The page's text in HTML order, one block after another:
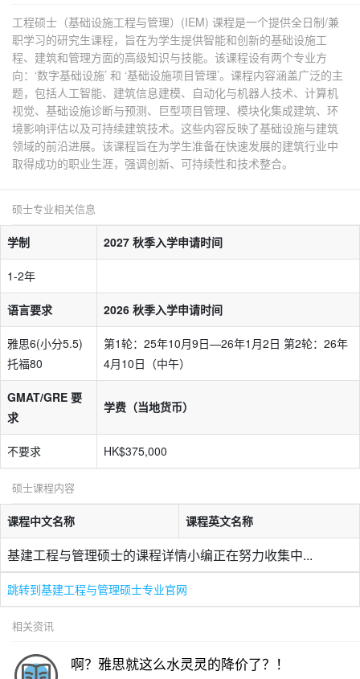
工程硕士（基础设施工程与管理）(IEM) 课程是一个提供全日制/兼
职学习的研究生课程，旨在为学生提供智能和创新的基础设施工
程、建筑和管理方面的高级知识与技能。该课程设有两个专业方
向：‘数字基础设施’ 和 ‘基础设施项目管理’。课程内容涵盖广泛的主
题，包括人工智能、建筑信息建模、自动化与机器人技术、计算机
视觉、基础设施诊断与预测、巨型项目管理、模块化集成建筑、环
境影响评估以及可持续建筑技术。这些内容反映了基础设施与建筑
领域的前沿进展。该课程旨在为学生准备在快速发展的建筑行业中
取得成功的职业生涯，强调创新、可持续性和技术整合。
硕士专业相关信息
学制 2027 秋季入学申请时间
1-2年
语言要求 2026 秋季入学申请时间
雅思6(小分5.5)
托福80
第1轮：25年10月9日—26年1月2日 第2轮：26年
4月10日（中午）
GMAT/GRE 要
求
学费（当地货币）
不要求 HK$375,000
硕士课程内容
课程中文名称 课程英文名称
基建工程与管理硕士的课程详情小编正在努力收集中...
跳转到基建工程与管理硕士专业官网
相关资讯
啊？雅思就这么水灵灵的降价了？！